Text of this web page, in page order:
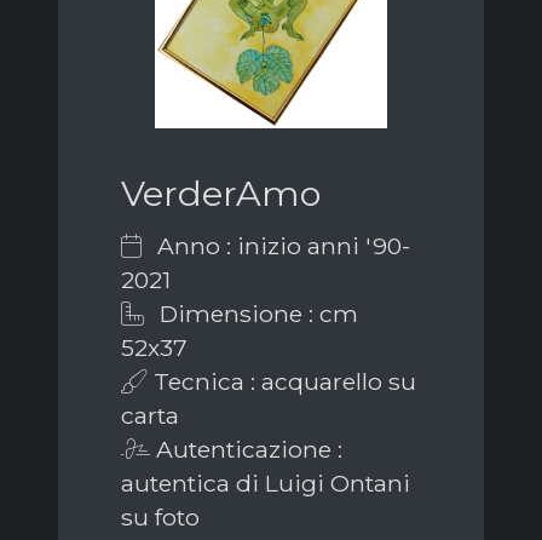
VerderAmo
Anno : inizio anni '90-
2021
Dimensione : cm
52x37
Tecnica : acquarello su
carta
Autenticazione :
autentica di Luigi Ontani
su foto